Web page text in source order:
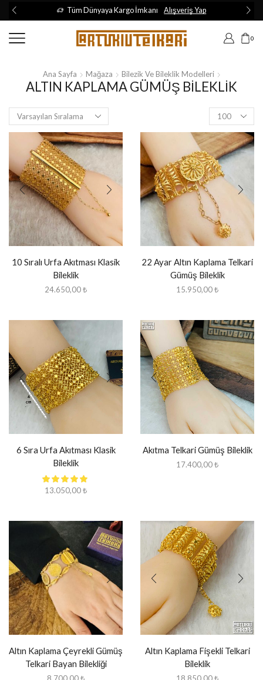
Tüm Dünyaya Kargo İmkanı Alışveriş Yap
0
Ana Sayfa Mağaza Bilezik Ve Bileklik Modelleri
ALTIN KAPLAMA GÜMÜŞ BILEKLIK
10 Sıralı Urfa Akıtması Klasik
Bileklik
24.650,00₺
22 Ayar Altın Kaplama Telkari
Gümüş Bileklik
15.950,00₺
6 Sıra Urfa Akıtması Klasik
Bileklik
13.050,00₺
Akıtma Telkari Gümüş Bileklik
17.400,00₺
Altın Kaplama Çeyrekli Gümüş
Telkari Bayan Bilekliği
Altın Kaplama Fişekli Telkari
Bileklik